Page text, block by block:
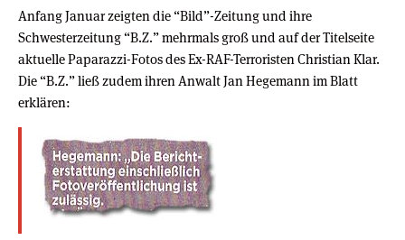
Anfang Januar zeigten die “Bild”-Zeitung und ihre
Schwesterzeitung “B.Z.” mehrmals groß und auf der Titelseite
aktuelle Paparazzi-Fotos des Ex-RAF-Terroristen Christian Klar.
Die “B.Z.” ließ zudem ihren Anwalt Jan Hegemann im Blatt
erklären: